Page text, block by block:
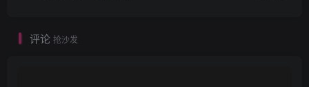
评论 抢沙发